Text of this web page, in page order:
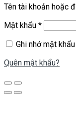
Tên tài khoản hoặc
Mật khẩu *
Ghi nhớ mật khẩu
Quên mật khẩu?